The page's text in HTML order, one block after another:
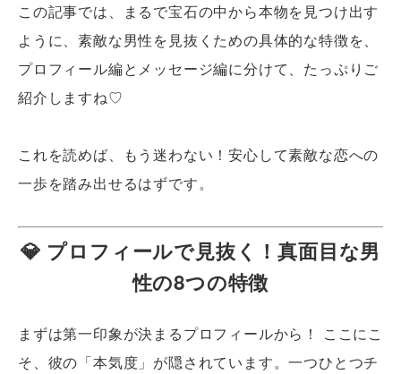
この記事では、まるで宝石の中から本物を見つけ出す
ように、素敵な男性を見抜くための具体的な特徴を、
プロフィール編とメッセージ編に分けて、たっぷりご
紹介しますね♡
これを読めば、もう迷わない！安心して素敵な恋への
一歩を踏み出せるはずです。
💎 プロフィールで見抜く！真面目な男
性の8つの特徴
まずは第一印象が決まるプロフィールから！ ここにこ
そ、彼の「本気度」が隠されています。一つひとつチ